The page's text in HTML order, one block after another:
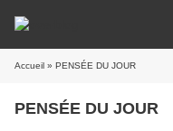
Accueil » PENSÉE DU JOUR
PENSÉE DU JOUR